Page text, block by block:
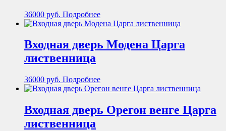
36000 руб. Подробнее
Входная дверь Модена Царга
лиственница
36000 руб. Подробнее
Входная дверь Орегон венге Царга
лиственница